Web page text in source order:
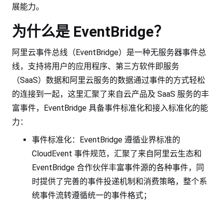
展能力。
为什么是 EventBridge？
阿里云事件总线（EventBridge）是一种无服务器事件总
线，支持将用户的应用程序、第三方软件即服务
（SaaS）数据和阿里云服务的数据通过事件的方式轻松
的连接到一起，这里汇聚了来自云产品及 SaaS 服务的丰
富事件，EventBridge 具备事件标准化和接入标准化的能
力：
事件标准化：EventBridge 遵循业界标准的
CloudEvent 事件规范，汇聚了来自阿里云生态和
EventBridge 合作伙伴丰富事件源的各种事件，同
时提供了完善的事件投递机制和消费策略，整个系
统事件流转遵循统一的事件格式；